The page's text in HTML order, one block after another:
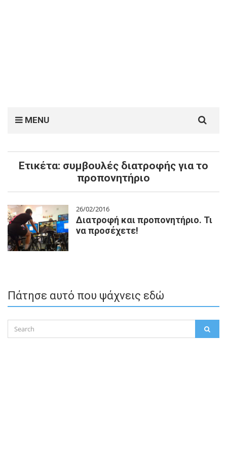
MENU
for:
Ετικέτα: συμβουλές διατροφής για το
προπονητήριο
26/02/2016
Διατροφή και προπονητήριο. Τι
να προσέχετε!
Πάτησε αυτό που ψάχνεις εδώ
Search
for: